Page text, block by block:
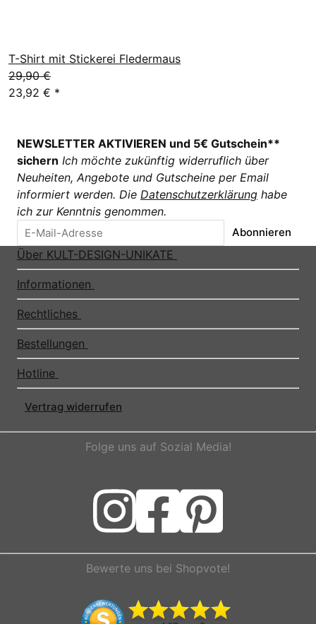
T-Shirt mit Stickerei Fledermaus
29,90 €
23,92 € *
NEWSLETTER AKTIVIEREN und 5€ Gutschein**
sichern Ich möchte zukünftig widerruflich über
Neuheiten, Angebote und Gutscheine per Email
informiert werden. Die Datenschutzerklärung habe
ich zur Kenntnis genommen.
Abonnieren
Über KULT-DESIGN-UNIKATE
Informationen
Rechtliches
Bestellungen
Hotline
Vertrag widerrufen
Folge uns auf Sozial Media!
Bewerte uns bei Shopvote!